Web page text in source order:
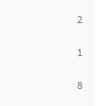
2
1
8